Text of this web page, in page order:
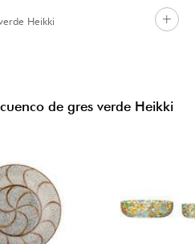
Heikki
de gres verde Heikki